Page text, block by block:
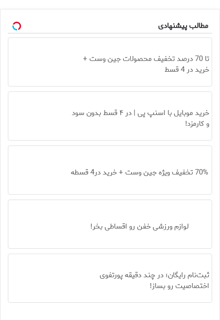
مطالب پیشنهادی
تا 70 درصد تخفیف محصولات جین وست +
خرید در 4 قسط
خرید موبایل با اسنپ پی | در ۴ قسط بدون سود
و کارمزد!
70% تخفیف ویژه جین وست + خرید در4 قسطه
لوازم ورزشی خفن رو اقساطی بخر!
ثبت‌نام رایگان؛ در چند دقیقه پورتفوی
اختصاصیت رو بساز!